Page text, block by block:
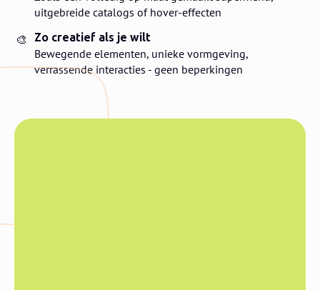
uitgebreide catalogs of hover-effecten
🎨
Zo creatief als je wilt
Bewegende elementen, unieke vormgeving,
verrassende interacties - geen beperkingen